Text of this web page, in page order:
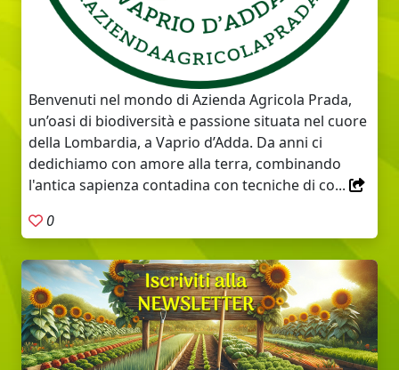
Benvenuti nel mondo di Azienda Agricola Prada,
un’oasi di biodiversità e passione situata nel cuore
della Lombardia, a Vaprio d’Adda. Da anni ci
dedichiamo con amore alla terra, combinando
l'antica sapienza contadina con tecniche di co...
0